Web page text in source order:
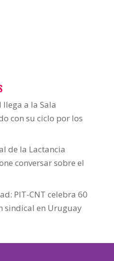
a la Sala
con su ciclo por los
de la Lactancia
conversar sobre el
PIT-CNT celebra 60
sindical en Uruguay